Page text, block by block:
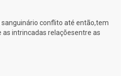
conflito até então,tem
as intrincadas relaçõesentre as